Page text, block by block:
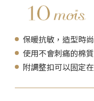
保暖抗敏，造型時
使用不會刺痛的棉
附調整扣可以固定